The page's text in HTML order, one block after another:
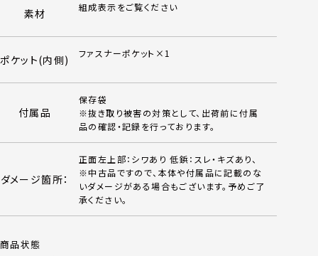
素材 組成表示をご覧ください
ポケット(内側) ファスナーポケット×1
付属品
保存袋
※抜き取り被害の対策として、出荷前に付属
品の確認・記録を行っております。
ダメージ箇所：
正面左上部：シワあり 低鋲：スレ・キズあり、
※中古品ですので、本体や付属品に記載のな
いダメージがある場合もございます。予めご了
承ください。
商品状態